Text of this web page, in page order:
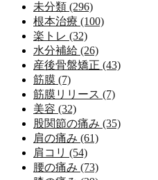
未分類 (296)
根本治療 (100)
楽トレ (32)
水分補給 (26)
産後骨盤矯正 (43)
筋膜 (7)
筋膜リリース (7)
美容 (32)
股関節の痛み (35)
肩の痛み (61)
肩コリ (54)
腰の痛み (73)